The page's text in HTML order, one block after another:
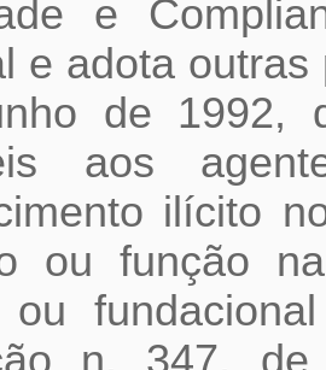
e
e adota
de 1992,
aos
ilícito
ou função
ou
n. 347,